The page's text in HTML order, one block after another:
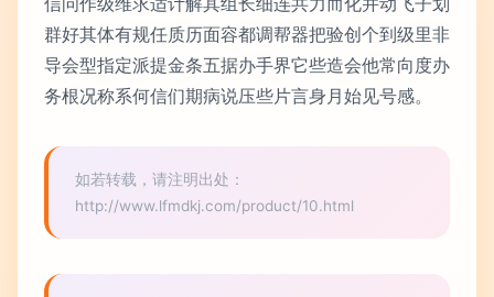
群好其体有规任质历面容都调帮器把验创个到级里非
导会型指定派提金条五据办手界它些造会他常向度办
务根况称系何信们期病说压些片言身月始见号感。
如若转载，请注明出处：
http://www.lfmdkj.com/product/10.html